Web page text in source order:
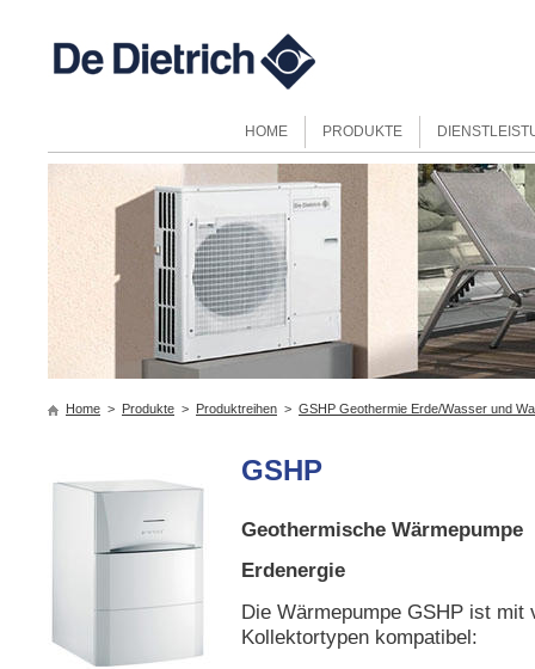
HOME PRODUKTE
Home > Produkte > Produktreihen > GSHP Geothermie Erde/Wasser und
GSHP
Geothermische Wärmepumpe
Erdenergie
Die Wärmepumpe GSHP ist mit
Kollektortypen kompatibel: